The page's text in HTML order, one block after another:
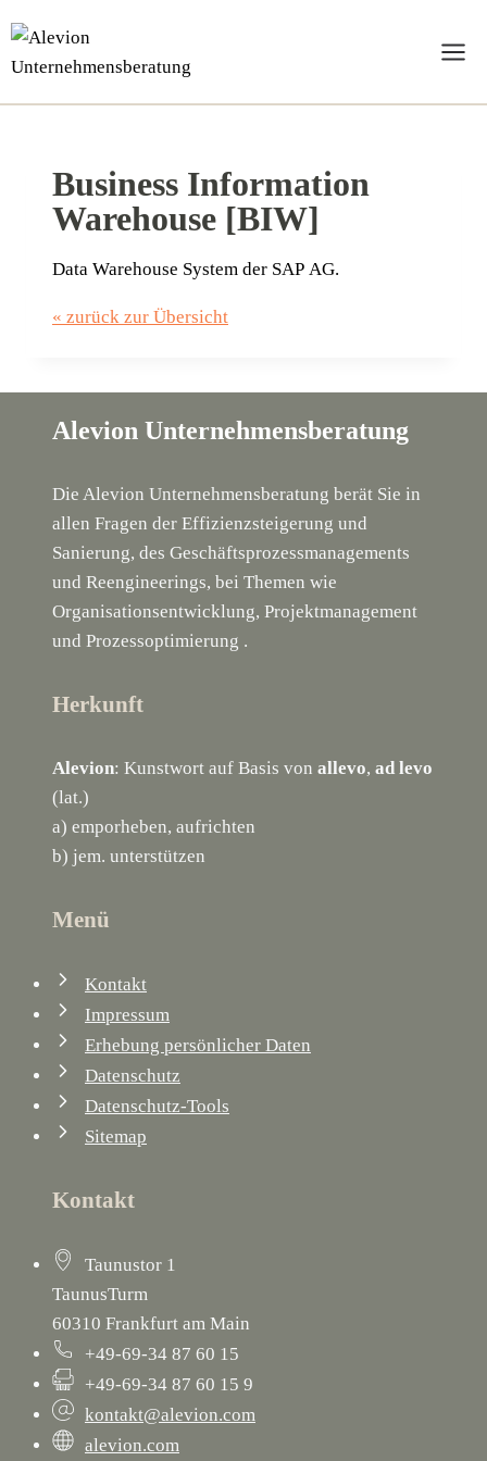
Inhalt
springen
Business Information
Warehouse [BIW]
Data Warehouse Sys­tem der SAP AG.
« zurück zur Übersicht
Alevion Unternehmensberatung
Die Alevion Unternehmensberatung berät Sie in
allen Fragen der Effizienzsteigerung und
Sanierung, des Geschäftsprozessmanagements
und Reengineerings, bei Themen wie
Organisationsentwicklung, Projektmanagement
und Prozessoptimierung .
Herkunft
Alevion: Kunstwort auf Basis von allevo, ad levo
(lat.)
a) emporheben, aufrichten
b) jem. unterstützen
Menü
Kontakt
Impressum
Erhebung persönlicher Daten
Datenschutz
Datenschutz-Tools
Sitemap
Kontakt
Taunustor 1
TaunusTurm
60310 Frankfurt am Main
+49-69-34 87 60 15
+49-69-34 87 60 15 9
kontakt@alevion.com
alevion.com